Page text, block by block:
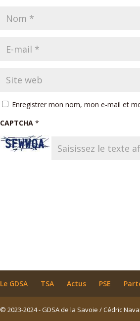
Enregistrer mon nom, mon e-mail et
CAPTCHA*
Le GDSA TSA Actus PSE
© 2023-2024 - GDSA de la Savoie / Cédric